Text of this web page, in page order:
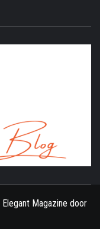
Elegant Magazine door